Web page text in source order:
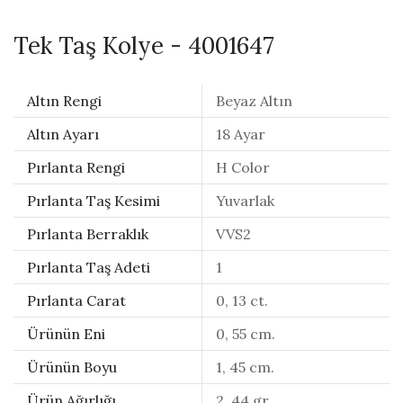
Tek Taş Kolye - 4001647
Altın Rengi
Beyaz Altın
Altın Ayarı
18 Ayar
Pırlanta Rengi
H Color
Pırlanta Taş Kesimi
Yuvarlak
Pırlanta Berraklık
VVS2
Pırlanta Taş Adeti
1
Pırlanta Carat
0, 13 ct.
Ürünün Eni
0, 55 cm.
Ürünün Boyu
1, 45 cm.